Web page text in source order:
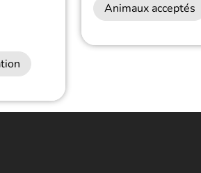
Animaux acceptés